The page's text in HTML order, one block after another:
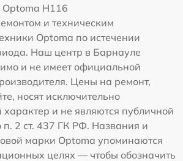
Optoma H116
и техническим
Optoma по истечении
Наш центр в Барнауле
и не имеет официальной
Цены на ремонт,
носят исключительно
и не являются публичной
п. 2 ст. 437 ГК РФ. Названия и
марки Optoma упоминаются
целях — чтобы обозначить